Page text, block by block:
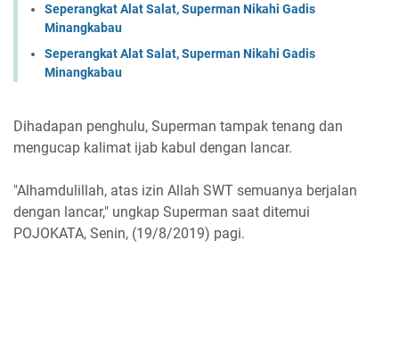
Seperangkat Alat Salat, Superman Nikahi Gadis
Minangkabau
Seperangkat Alat Salat, Superman Nikahi Gadis
Minangkabau
Dihadapan penghulu, Superman tampak tenang dan
mengucap kalimat ijab kabul dengan lancar.
"Alhamdulillah, atas izin Allah SWT semuanya berjalan
dengan lancar," ungkap Superman saat ditemui
POJOKATA, Senin, (19/8/2019) pagi.